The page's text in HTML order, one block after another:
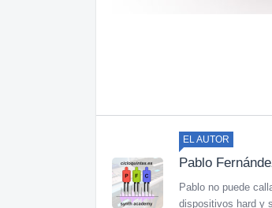
EL AUTOR
Pablo
Pablo no puede
dispositivos hard y